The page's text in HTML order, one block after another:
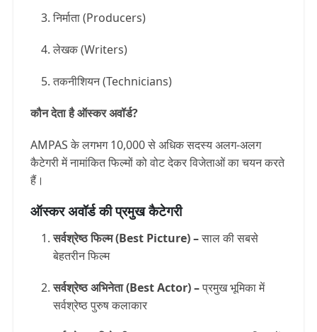
निर्माता (Producers)
लेखक (Writers)
तकनीशियन (Technicians)
कौन देता है ऑस्कर अवॉर्ड?
AMPAS के लगभग 10,000 से अधिक सदस्य अलग-अलग
कैटेगरी में नामांकित फिल्मों को वोट देकर विजेताओं का चयन करते
हैं।
ऑस्कर अवॉर्ड की प्रमुख कैटेगरी
सर्वश्रेष्ठ फिल्म (Best Picture) –साल की सबसे
बेहतरीन फिल्म
सर्वश्रेष्ठ अभिनेता (Best Actor) –प्रमुख भूमिका में
सर्वश्रेष्ठ पुरुष कलाकार